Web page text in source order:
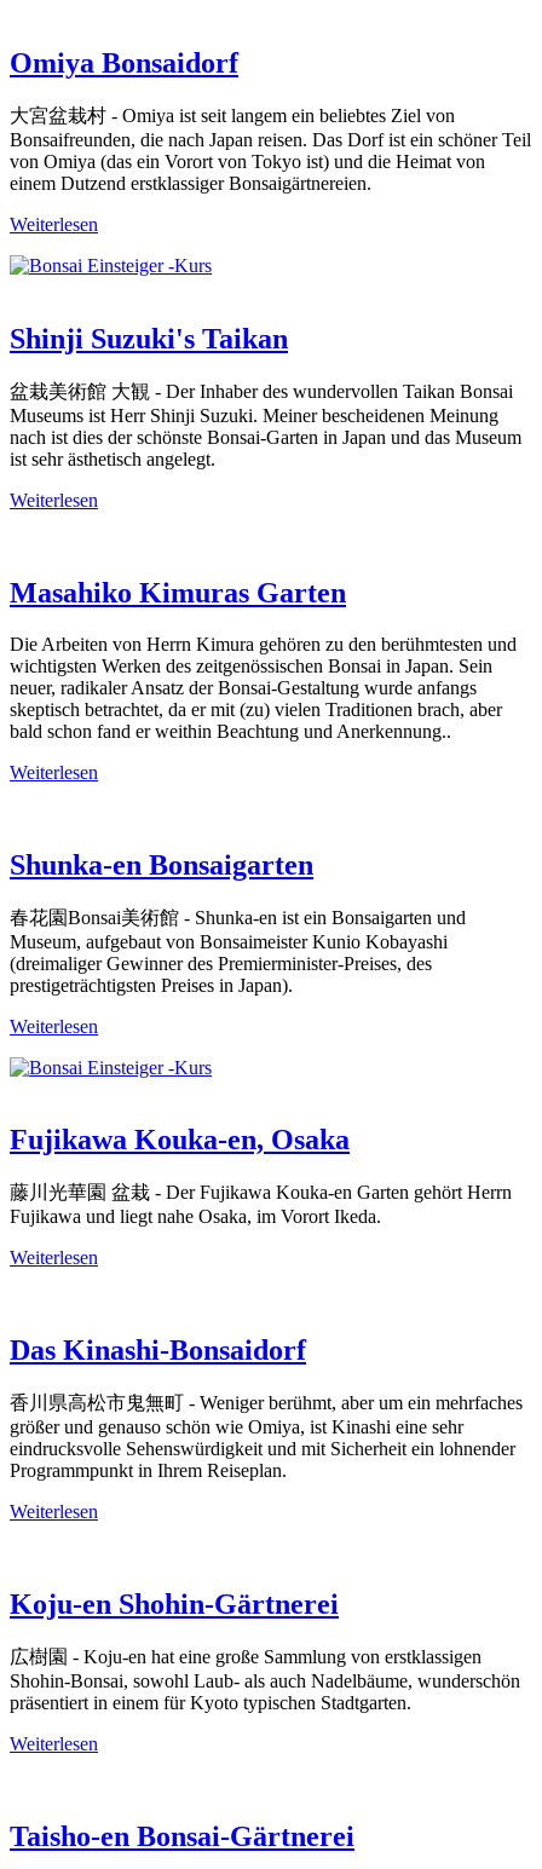
Omiya Bonsaidorf
大宮盆栽村 - Omiya ist seit langem ein beliebtes Ziel von
Bonsaifreunden, die nach Japan reisen. Das Dorf ist ein schöner Teil
von Omiya (das ein Vorort von Tokyo ist) und die Heimat von
einem Dutzend erstklassiger Bonsaigärtnereien.
Weiterlesen
Shinji Suzuki's Taikan
盆栽美術館 大観 - Der Inhaber des wundervollen Taikan Bonsai
Museums ist Herr Shinji Suzuki. Meiner bescheidenen Meinung
nach ist dies der schönste Bonsai-Garten in Japan und das Museum
ist sehr ästhetisch angelegt.
Weiterlesen
Masahiko Kimuras Garten
Die Arbeiten von Herrn Kimura gehören zu den berühmtesten und
wichtigsten Werken des zeitgenössischen Bonsai in Japan. Sein
neuer, radikaler Ansatz der Bonsai-Gestaltung wurde anfangs
skeptisch betrachtet, da er mit (zu) vielen Traditionen brach, aber
bald schon fand er weithin Beachtung und Anerkennung..
Weiterlesen
Shunka-en Bonsaigarten
春花園Bonsai美術館 - Shunka-en ist ein Bonsaigarten und
Museum, aufgebaut von Bonsaimeister Kunio Kobayashi
(dreimaliger Gewinner des Premierminister-Preises, des
prestigeträchtigsten Preises in Japan).
Weiterlesen
Fujikawa Kouka-en, Osaka
藤川光華園 盆栽 - Der Fujikawa Kouka-en Garten gehört Herrn
Fujikawa und liegt nahe Osaka, im Vorort Ikeda.
Weiterlesen
Das Kinashi-Bonsaidorf
香川県高松市鬼無町 - Weniger berühmt, aber um ein mehrfaches
größer und genauso schön wie Omiya, ist Kinashi eine sehr
eindrucksvolle Sehenswürdigkeit und mit Sicherheit ein lohnender
Programmpunkt in Ihrem Reiseplan.
Weiterlesen
Koju-en Shohin-Gärtnerei
広樹園 - Koju-en hat eine große Sammlung von erstklassigen
Shohin-Bonsai, sowohl Laub- als auch Nadelbäume, wunderschön
präsentiert in einem für Kyoto typischen Stadtgarten.
Weiterlesen
Taisho-en Bonsai-Gärtnerei